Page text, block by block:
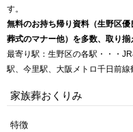
す。
無料のお持ち帰り資料（生野区
葬式のマナー他）を多数、取り揃
最寄り駅：生野区の各駅・・・
駅、今里駅、大阪メトロ千日前線
家族葬おくりみ
特徴